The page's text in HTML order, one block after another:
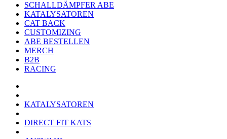
SCHALLDÄMPFER ABE
KATALYSATOREN
CAT BACK
CUSTOMIZING
ABE BESTELLEN
MERCH
B2B
RACING
KATALYSATOREN
DIRECT FIT KATS